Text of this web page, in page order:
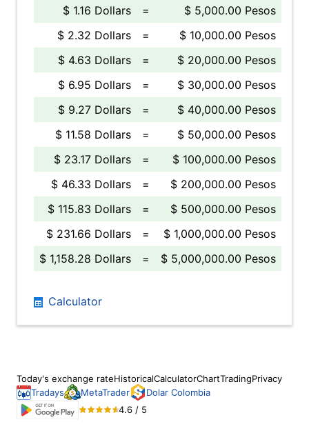
$ 1.16 Dollars
=
$ 5,000.00 Pesos
$ 2.32 Dollars
=
$ 10,000.00 Pesos
$ 4.63 Dollars
=
$ 20,000.00 Pesos
$ 6.95 Dollars
=
$ 30,000.00 Pesos
$ 9.27 Dollars
=
$ 40,000.00 Pesos
$ 11.58 Dollars
=
$ 50,000.00 Pesos
$ 23.17 Dollars
=
$ 100,000.00 Pesos
$ 46.33 Dollars
=
$ 200,000.00 Pesos
$ 115.83 Dollars
=
$ 500,000.00 Pesos
$ 231.66 Dollars
=
$ 1,000,000.00 Pesos
$ 1,158.28 Dollars
= $ 5,000,000.00 Pesos
Calculator
Today's exchange rateHistoricalCalculatorChartTradingPrivacy
Tradays
MetaTrader
Dolar Colombia
4.6 / 5